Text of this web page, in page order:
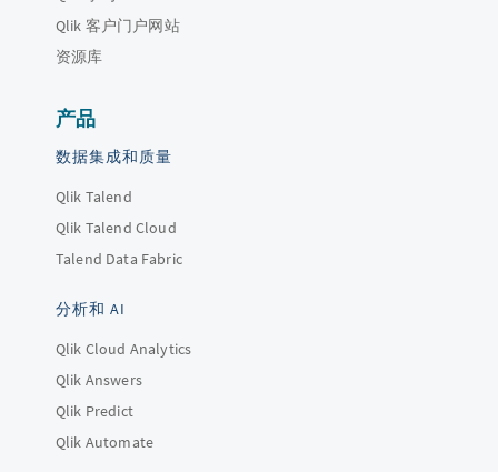
Qlik 客户门户网站
资源库
产品
数据集成和质量
Qlik Talend
Qlik Talend Cloud
Talend Data Fabric
分析和 AI
Qlik Cloud Analytics
Qlik Answers
Qlik Predict
Qlik Automate